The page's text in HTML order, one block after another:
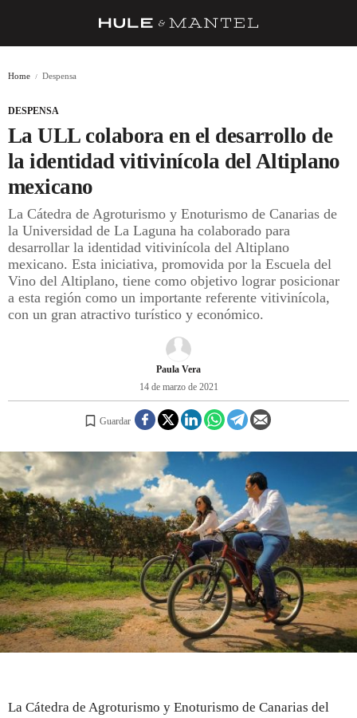
BARRAS Y ESTRELLAS
DÓNDE COMER
ÍDOLOS DE MESAS
CUADERNO DE VIAJE
TRADICIÓN
MENÚ DEL DÍA
REGISTRO
INICIAR SESIÓN
Home Despensa
DESPENSA
La ULL colabora en el desarrollo de
la identidad vitivinícola del Altiplano
mexicano
La Cátedra de Agroturismo y Enoturismo de Canarias de
la Universidad de La Laguna ha colaborado para
desarrollar la identidad vitivinícola del Altiplano
mexicano. Esta iniciativa, promovida por la Escuela del
Vino del Altiplano, tiene como objetivo lograr posicionar
a esta región como un importante referente vitivinícola,
con un gran atractivo turístico y económico.
Paula Vera
14 de marzo de 2021
Guardar
La Cátedra de Agroturismo y Enoturismo de Canarias del